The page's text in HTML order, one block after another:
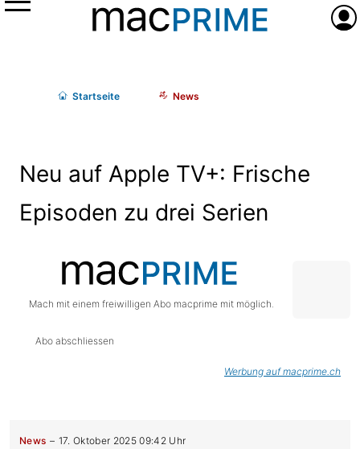
Menü
Startseite News
Neu auf Apple TV+: Frische
Episoden zu drei Serien
Mach mit einem freiwilligen Abo macprime mit möglich.
Abo abschliessen
Werbung auf macprime.ch
News 17. Oktober 2025 09:42 Uhr